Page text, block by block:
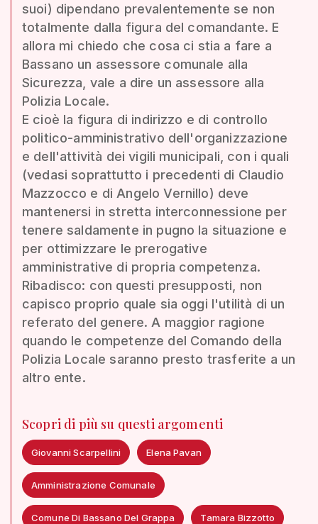
suoi) dipendano prevalentemente se non
totalmente dalla figura del comandante. E
allora mi chiedo che cosa ci stia a fare a
Bassano un assessore comunale alla
Sicurezza, vale a dire un assessore alla
Polizia Locale.
E cioè la figura di indirizzo e di controllo
politico-amministrativo dell'organizzazione
e dell'attività dei vigili municipali, con i quali
(vedasi soprattutto i precedenti di Claudio
Mazzocco e di Angelo Vernillo) deve
mantenersi in stretta interconnessione per
tenere saldamente in pugno la situazione e
per ottimizzare le prerogative
amministrative di propria competenza.
Ribadisco: con questi presupposti, non
capisco proprio quale sia oggi l'utilità di un
referato del genere. A maggior ragione
quando le competenze del Comando della
Polizia Locale saranno presto trasferite a un
altro ente.
Scopri di più su questi argomenti
Giovanni Scarpellini Elena Pavan
Amministrazione Comunale
Comune Di Bassano Del Grappa Tamara Bizzotto